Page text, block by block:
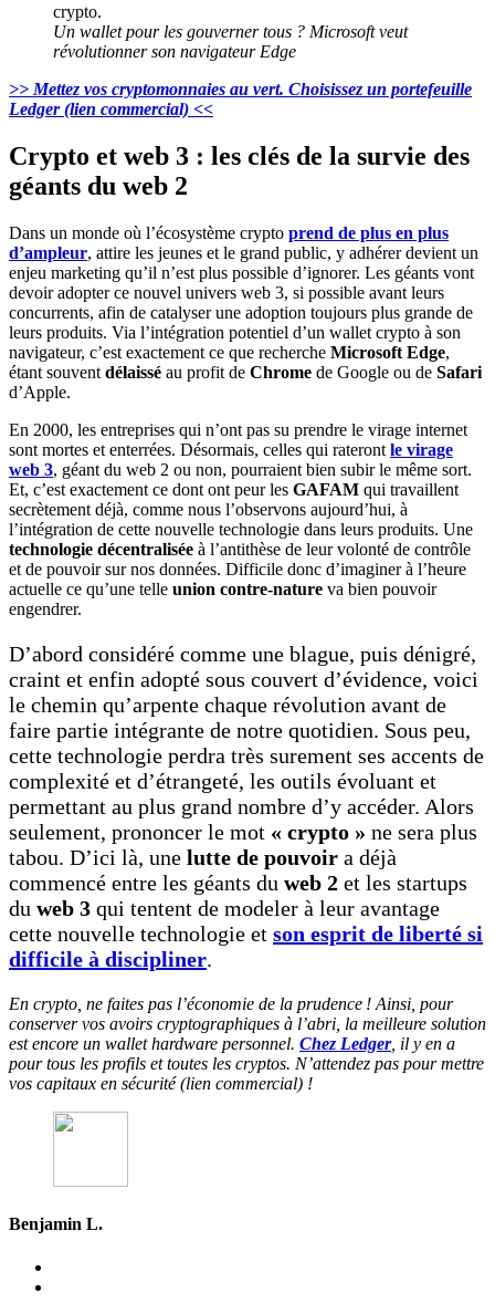
Un wallet pour les gouverner tous ? Microsoft veut
révolutionner son navigateur Edge
>> Mettez vos cryptomonnaies au vert. Choisissez un portefeuille
Ledger (lien commercial) <<
Crypto et web 3 : les clés de la survie des
géants du web 2
Dans un monde où l’écosystème crypto prend de plus en plus
d’ampleur, attire les jeunes et le grand public, y adhérer devient un
enjeu marketing qu’il n’est plus possible d’ignorer. Les géants vont
devoir adopter ce nouvel univers web 3, si possible avant leurs
concurrents, afin de catalyser une adoption toujours plus grande de
leurs produits. Via l’intégration potentiel d’un wallet crypto à son
navigateur, c’est exactement ce que recherche Microsoft Edge,
étant souvent délaissé au profit de Chrome de Google ou de Safari
d’Apple.
En 2000, les entreprises qui n’ont pas su prendre le virage internet
sont mortes et enterrées. Désormais, celles qui rateront le virage
web 3, géant du web 2 ou non, pourraient bien subir le même sort.
Et, c’est exactement ce dont ont peur les GAFAM qui travaillent
secrètement déjà, comme nous l’observons aujourd’hui, à
l’intégration de cette nouvelle technologie dans leurs produits. Une
technologie décentralisée à l’antithèse de leur volonté de contrôle
et de pouvoir sur nos données. Difficile donc d’imaginer à l’heure
actuelle ce qu’une telle union contre-nature va bien pouvoir
engendrer.
D’abord considéré comme une blague, puis dénigré,
craint et enfin adopté sous couvert d’évidence, voici
le chemin qu’arpente chaque révolution avant de
faire partie intégrante de notre quotidien. Sous peu,
cette technologie perdra très surement ses accents de
complexité et d’étrangeté, les outils évoluant et
permettant au plus grand nombre d’y accéder. Alors
seulement, prononcer le mot « crypto » ne sera plus
tabou. D’ici là, une lutte de pouvoir a déjà
commencé entre les géants du web 2 et les startups
du web 3 qui tentent de modeler à leur avantage
cette nouvelle technologie et son esprit de liberté si
difficile à discipliner.
En crypto, ne faites pas l’économie de la prudence ! Ainsi, pour
conserver vos avoirs cryptographiques à l’abri, la meilleure solution
est encore un wallet hardware personnel. Chez Ledger, il y en a
pour tous les profils et toutes les cryptos. N’attendez pas pour mettre
vos capitaux en sécurité (lien commercial) !
Benjamin L.